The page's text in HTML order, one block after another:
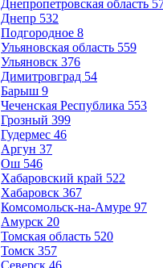
Днепропетровская область
Днепр 532
Подгородное 8
Ульяновская область 559
Ульяновск 376
Димитровград 54
Барыш 9
Чеченская Республика 553
Грозный 399
Гудермес 46
Аргун 37
Ош 546
Хабаровский край 522
Хабаровск 367
Комсомольск-на-Амуре 97
Амурск 20
Томская область 520
Томск 357
Северск 46